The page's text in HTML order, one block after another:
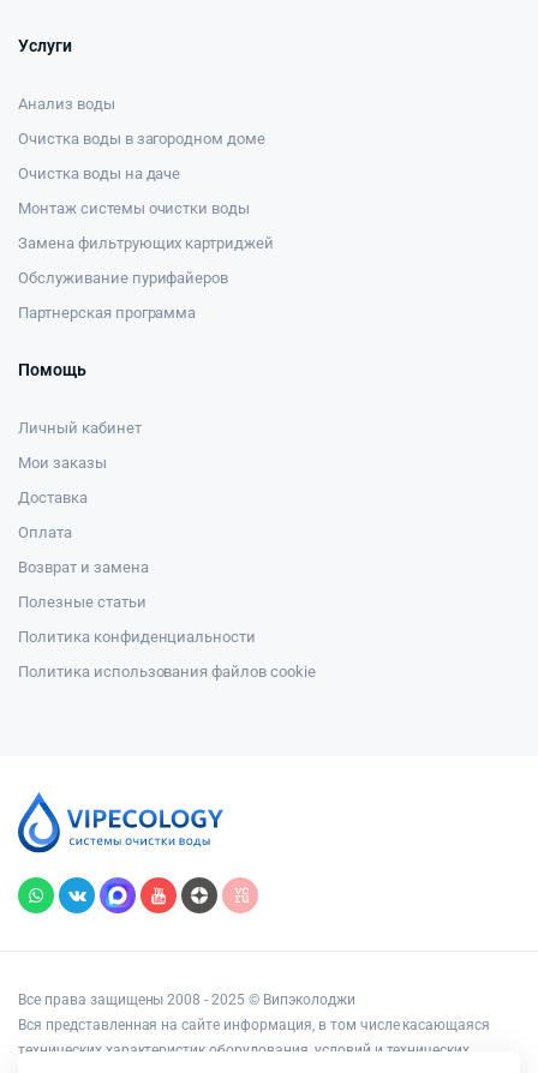
Услуги
Анализ воды
Очистка воды в загородном доме
Очистка воды на даче
Монтаж системы очистки воды
Замена фильтрующих картриджей
Обслуживание пурифайеров
Партнерская программа
Помощь
Личный кабинет
Мои заказы
Доставка
Оплата
Возврат и замена
Полезные статьи
Политика конфиденциальности
Политика использования файлов cookie
Все права защищены 2008 - 2025 © Випэколоджи
Вся представленная на сайте информация, в том числе касающаяся
технических характеристик оборудования, условий и технических